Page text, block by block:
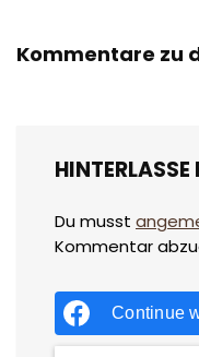
Kommentare zu
Du musst
Kommentar
Continue